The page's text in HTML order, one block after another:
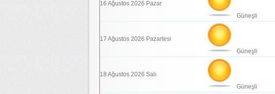
16 Ağustos 2026 Pazar
Güneşli
17 Ağustos 2026 Pazartesi
Güneşli
18 Ağustos 2026 Salı
Güneşli